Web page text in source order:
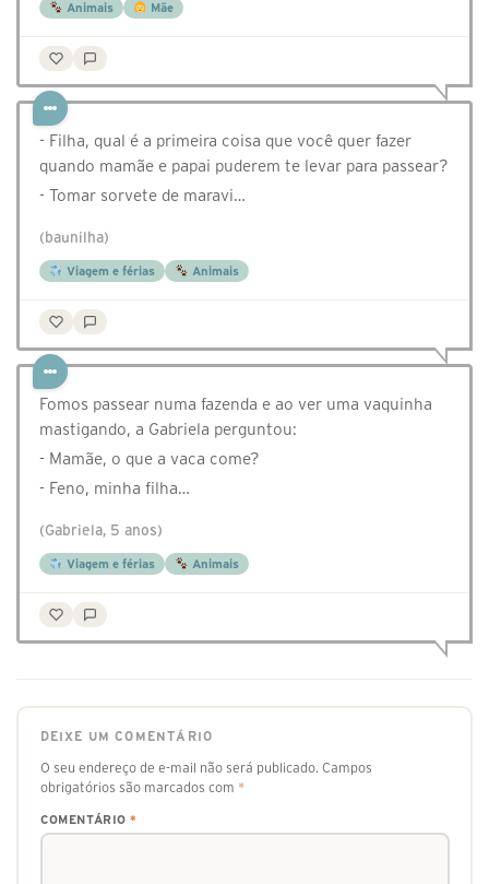
Animais Mãe
- Filha, qual é a primeira coisa que você quer fazer
quando mamãe e papai puderem te levar para passear?
- Tomar sorvete de maravi…
(baunilha)
Viagem e férias Animais
Fomos passear numa fazenda e ao ver uma vaquinha
mastigando, a Gabriela perguntou:
- Mamãe, o que a vaca come?
- Feno, minha filha…
(Gabriela, 5 anos)
Viagem e férias Animais
DEIXE UM COMENTÁRIO
O seu endereço de e-mail não será publicado. Campos
obrigatórios são marcados com *
COMENTÁRIO *